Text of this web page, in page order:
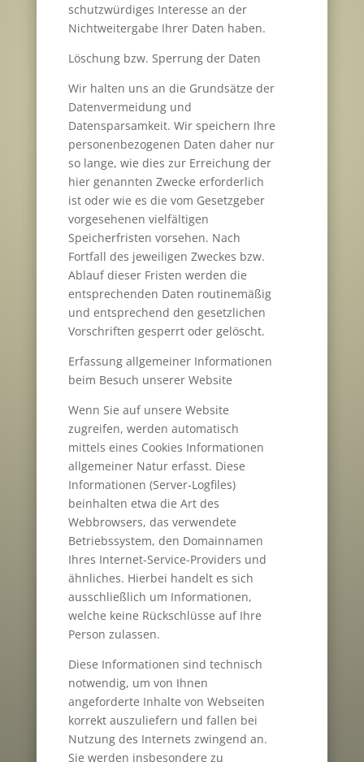
schutzwürdiges Interesse an der
Nichtweitergabe Ihrer Daten haben.
Löschung bzw. Sperrung der Daten
Wir halten uns an die Grundsätze der
Datenvermeidung und
Datensparsamkeit. Wir speichern Ihre
personenbezogenen Daten daher nur
so lange, wie dies zur Erreichung der
hier genannten Zwecke erforderlich
ist oder wie es die vom Gesetzgeber
vorgesehenen vielfältigen
Speicherfristen vorsehen. Nach
Fortfall des jeweiligen Zweckes bzw.
Ablauf dieser Fristen werden die
entsprechenden Daten routinemäßig
und entsprechend den gesetzlichen
Vorschriften gesperrt oder gelöscht.
Erfassung allgemeiner Informationen
beim Besuch unserer Website
Wenn Sie auf unsere Website
zugreifen, werden automatisch
mittels eines Cookies Informationen
allgemeiner Natur erfasst. Diese
Informationen (Server-Logfiles)
beinhalten etwa die Art des
Webbrowsers, das verwendete
Betriebssystem, den Domainnamen
Ihres Internet-Service-Providers und
ähnliches. Hierbei handelt es sich
ausschließlich um Informationen,
welche keine Rückschlüsse auf Ihre
Person zulassen.
Diese Informationen sind technisch
notwendig, um von Ihnen
angeforderte Inhalte von Webseiten
korrekt auszuliefern und fallen bei
Nutzung des Internets zwingend an.
Sie werden insbesondere zu